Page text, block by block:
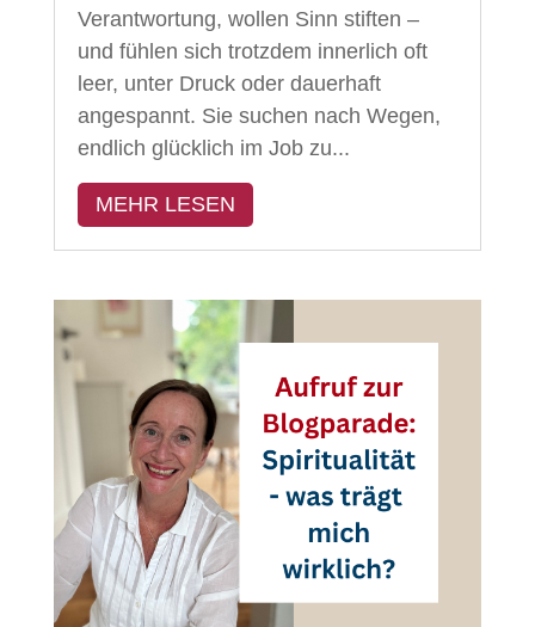
Verantwortung, wollen Sinn stiften –
und fühlen sich trotzdem innerlich oft
leer, unter Druck oder dauerhaft
angespannt. Sie suchen nach Wegen,
endlich glücklich im Job zu...
MEHR LESEN